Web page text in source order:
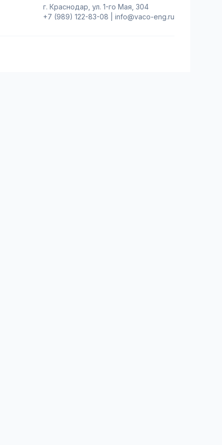
г. Краснодар, ул. 1-го Мая, 304
+7 (989) 122-83-08
info@vaco-eng.ru